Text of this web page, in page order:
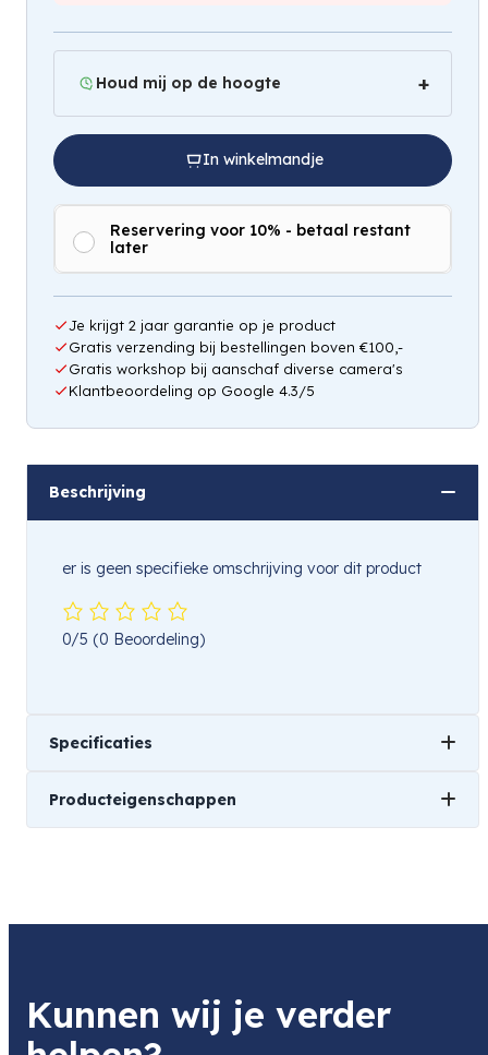
Houd mij op de hoogte
Hou mij op de hoogte
In winkelmandje
Reservering voor 10% - betaal restant
later
Je krijgt 2 jaar garantie op je product
Gratis verzending bij bestellingen boven €100,-
Gratis workshop bij aanschaf diverse camera's
Klantbeoordeling op Google 4.3/5
Beschrijving
er is geen specifieke omschrijving voor dit product
0/5 (0 Beoordeling)
Specificaties
Gewicht
Producteigenschappen
Compact Tas
Kunnen wij je verder